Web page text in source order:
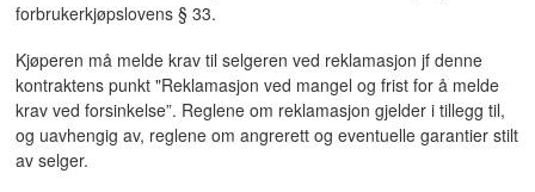
forbrukerkjøpslovens § 33.
Kjøperen må melde krav til selgeren ved reklamasjon jf denne
kontraktens punkt "Reklamasjon ved mangel og frist for å melde
krav ved forsinkelse”. Reglene om reklamasjon gjelder i tillegg til,
og uavhengig av, reglene om angrerett og eventuelle garantier stilt
av selger.